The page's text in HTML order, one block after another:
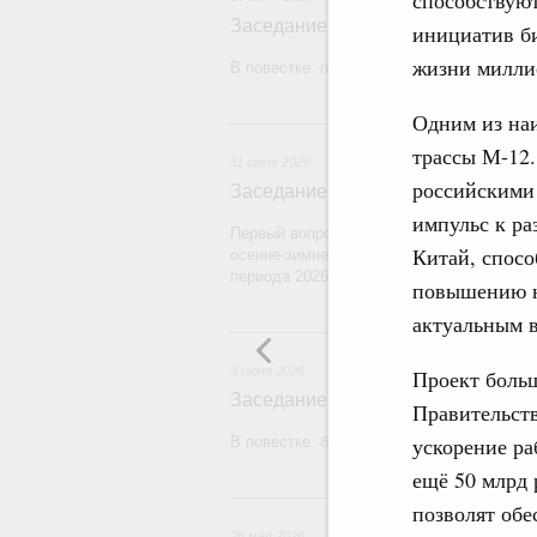
инициатив
жизни
Одним из
трассы М-12.
импульс к
Китай,
повышению
актуальным
Проект
ускорение
ещё 50 млрд
позволят
Заседание Правительства (2026
В повестке: проекты федеральных
Заседание Правительства (2026
Первый вопрос повестки – об итогах
осенне-зимнего периода 2025–2026
Заседание Правительства (2026
В повестке: бюджетные ассигнования.